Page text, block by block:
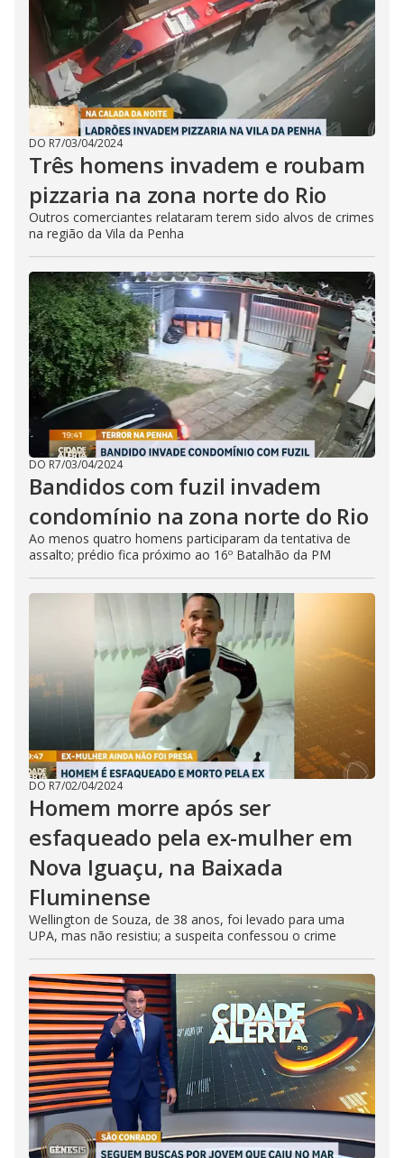
DO R7/03/04/2024
Três homens invadem e roubam
pizzaria na zona norte do Rio
Outros comerciantes relataram terem sido alvos de crimes
na região da Vila da Penha
DO R7/03/04/2024
Bandidos com fuzil invadem
condomínio na zona norte do Rio
Ao menos quatro homens participaram da tentativa de
assalto; prédio fica próximo ao 16º Batalhão da PM
DO R7/02/04/2024
Homem morre após ser
esfaqueado pela ex-mulher em
Nova Iguaçu, na Baixada
Fluminense
Wellington de Souza, de 38 anos, foi levado para uma
UPA, mas não resistiu; a suspeita confessou o crime